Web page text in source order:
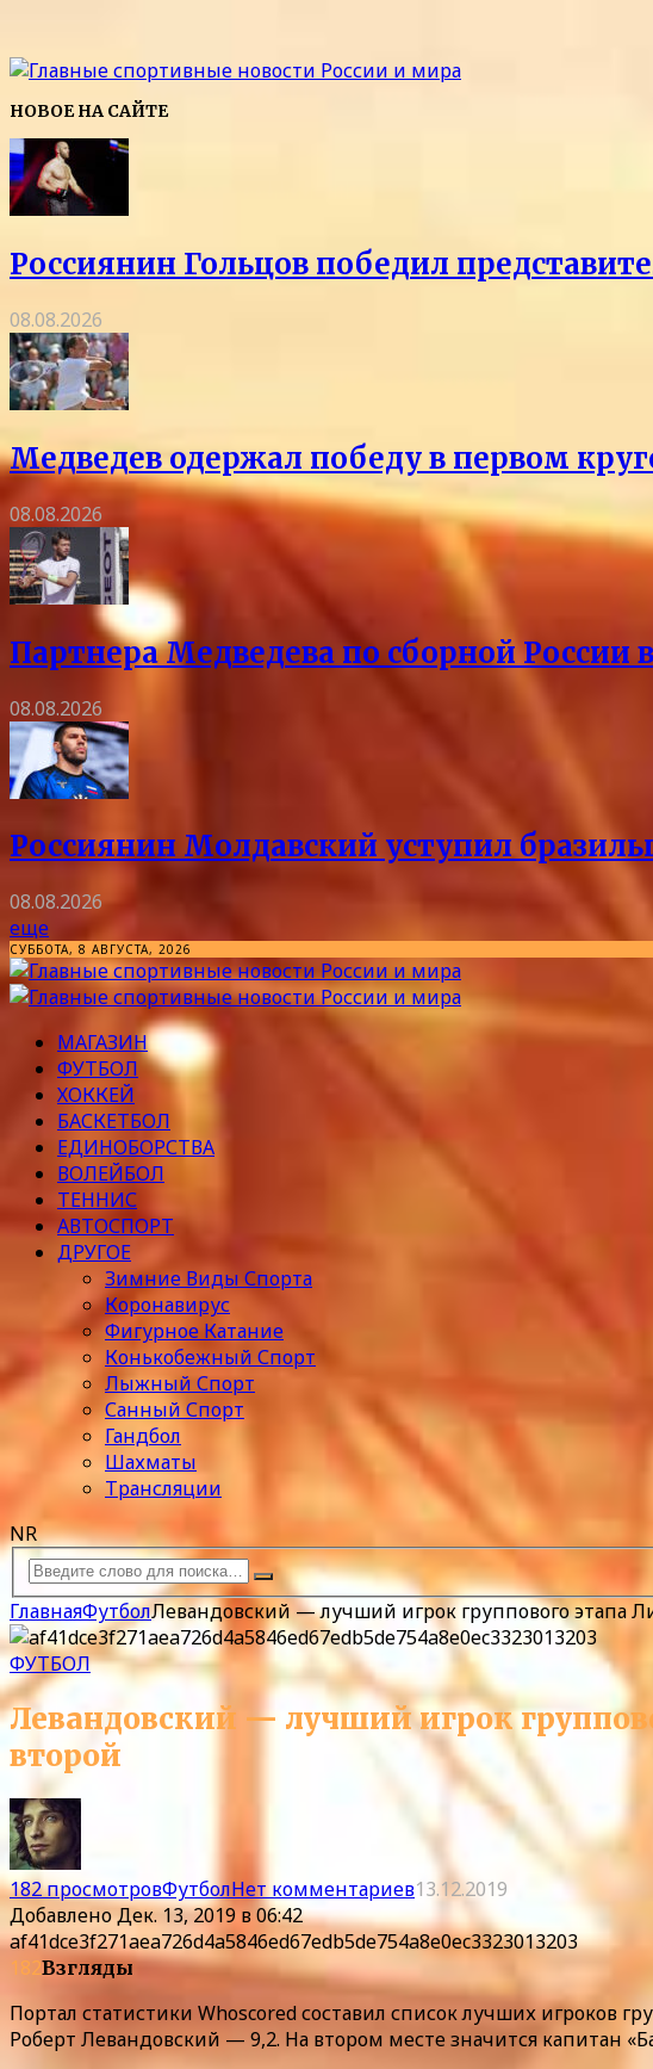
НОВОЕ НА САЙТЕ
Россиянин Гольцов победил
08.08.2026
Медведев одержал победу в первом
08.08.2026
Партнера Медведева по сборной
08.08.2026
Россиянин Молдавский уступил
08.08.2026
еще
СУББОТА, 8 АВГУСТА, 2026
МАГАЗИН
ФУТБОЛ
ХОККЕЙ
БАСКЕТБОЛ
ЕДИНОБОРСТВА
ВОЛЕЙБОЛ
ТЕННИС
АВТОСПОРТ
ДРУГОЕ
Зимние Виды Спорта
Коронавирус
Фигурное Катание
Конькобежный Спорт
Лыжный Спорт
Санный Спорт
Гандбол
Шахматы
Трансляции
NR
ГлавнаяФутболЛевандовский — лучший игрок группового этапа
ФУТБОЛ
Левандовский — лучший игрок
второй
182 просмотровФутболНет комментариев13.12.2019
ДобавленоДек. 13, 2019 в 06:42
af41dce3f271aea726d4a5846ed67edb5de754a8e0ec3323013203
182Взгляды
Портал статистики Whoscored составил список лучших игроков
Роберт Левандовский — 9,2. На втором месте значится капитан